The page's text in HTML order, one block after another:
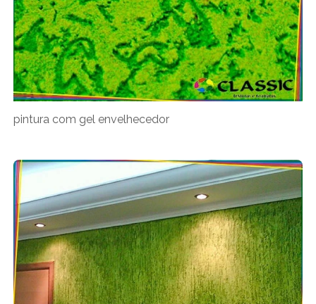
pintura com gel envelhecedor